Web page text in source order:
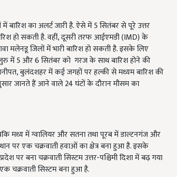
का अलर्ट जारी है. ऐसे में 5 सितंबर से पूरे उत्तर
हो सकती है. वहीं, दूसरी तरफ आईएमडी (IMD) के
मलेनडू जिलों में भारी बारिश हो सकती है. इसके लिए
में 5 और 6 सितंबर को गरज के साथ बारिश होने की
बुलंदशहर में कई जगहों पर हल्की से मध्यम बारिश की
जानते हैं आने वाले 24 घंटों के दौरान मौसम का
मध्य में ग्वालियर और सतना तथा पूरब में डाल्टनगंज और
पर एक चक्रवाती हवाओं का क्षेत्र बना हुआ है. इसके
पर बना चक्रवाती सिस्टम उत्तर-पश्चिमी दिशा में बढ़ गया
चक्रवाती सिस्टम बना हुआ है.